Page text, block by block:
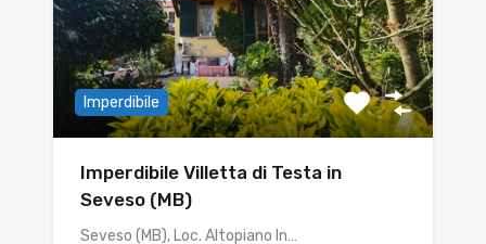
Imperdibile
Imperdibile Villetta di Testa in
Seveso (MB)
Seveso (MB), Loc. Altopiano In…